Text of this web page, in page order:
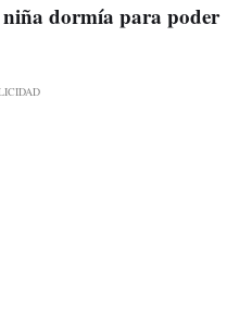
niña dormía para poder